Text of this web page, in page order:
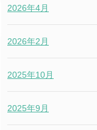
2026年4月
2026年2月
2025年10月
2025年9月